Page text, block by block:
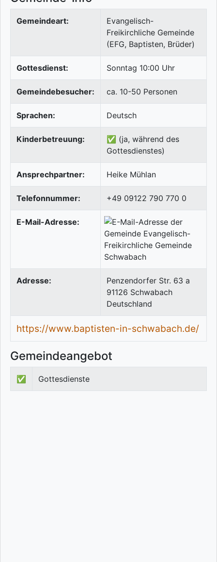
Gemeindeart:
Evangelisch-
Freikirchliche Gemeinde
(EFG, Baptisten, Brüder)
Gottesdienst: Sonntag 10:00 Uhr
Gemeindebesucher: ca. 10-50 Personen
Sprachen: Deutsch
Kinderbetreuung:
✅ (ja, während des
Gottesdienstes)
Ansprechpartner: Heike Mühlan
Telefonnummer: +49 09122 790 770 0
E-Mail-Adresse:
Adresse:
Penzendorfer Str. 63 a
91126 Schwabach
Deutschland
https://www.baptisten-in-schwabach.de/
Gemeindeangebot
✅ Gottesdienste